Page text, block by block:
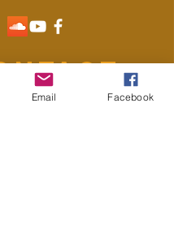
Email Facebook